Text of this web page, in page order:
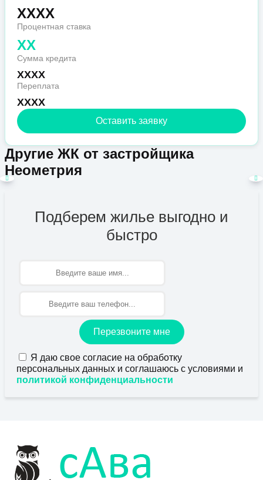
XXXX
Процентная ставка
XX
Сумма кредита
XXXX
Переплата
XXXX
Оставить заявку
Другие ЖК от застройщика
Неометрия
Подберем жилье выгодно и
быстро
Перезвоните мне
Я даю свое согласие на обработку
персональных данных и соглашаюсь с условиями и
политикой конфиденциальности